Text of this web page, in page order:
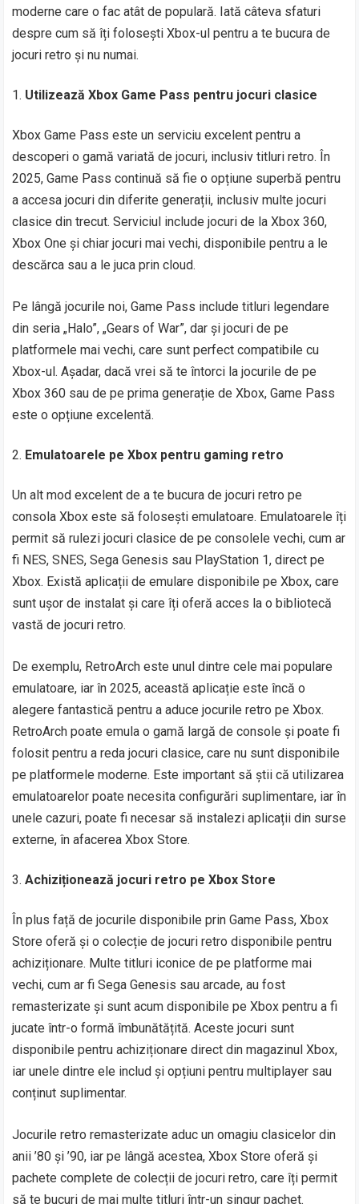
moderne care o fac atât de populară. Iată câteva sfaturi
despre cum să îți folosești Xbox-ul pentru a te bucura de
jocuri retro și nu numai.
Utilizează Xbox Game Pass pentru jocuri clasice
Xbox Game Pass este un serviciu excelent pentru a
descoperi o gamă variată de jocuri, inclusiv titluri retro. În
2025, Game Pass continuă să fie o opțiune superbă pentru
a accesa jocuri din diferite generații, inclusiv multe jocuri
clasice din trecut. Serviciul include jocuri de la Xbox 360,
Xbox One și chiar jocuri mai vechi, disponibile pentru a le
descărca sau a le juca prin cloud.
Pe lângă jocurile noi, Game Pass include titluri legendare
din seria „Halo”, „Gears of War”, dar și jocuri de pe
platformele mai vechi, care sunt perfect compatibile cu
Xbox-ul. Așadar, dacă vrei să te întorci la jocurile de pe
Xbox 360 sau de pe prima generație de Xbox, Game Pass
este o opțiune excelentă.
Emulatoarele pe Xbox pentru gaming retro
Un alt mod excelent de a te bucura de jocuri retro pe
consola Xbox este să folosești emulatoare. Emulatoarele îți
permit să rulezi jocuri clasice de pe consolele vechi, cum ar
fi NES, SNES, Sega Genesis sau PlayStation 1, direct pe
Xbox. Există aplicații de emulare disponibile pe Xbox, care
sunt ușor de instalat și care îți oferă acces la o bibliotecă
vastă de jocuri retro.
De exemplu, RetroArch este unul dintre cele mai populare
emulatoare, iar în 2025, această aplicație este încă o
alegere fantastică pentru a aduce jocurile retro pe Xbox.
RetroArch poate emula o gamă largă de console și poate fi
folosit pentru a reda jocuri clasice, care nu sunt disponibile
pe platformele moderne. Este important să știi că utilizarea
emulatoarelor poate necesita configurări suplimentare, iar în
unele cazuri, poate fi necesar să instalezi aplicații din surse
externe, în afacerea Xbox Store.
Achiziționează jocuri retro pe Xbox Store
În plus față de jocurile disponibile prin Game Pass, Xbox
Store oferă și o colecție de jocuri retro disponibile pentru
achiziționare. Multe titluri iconice de pe platforme mai
vechi, cum ar fi Sega Genesis sau arcade, au fost
remasterizate și sunt acum disponibile pe Xbox pentru a fi
jucate într-o formă îmbunătățită. Aceste jocuri sunt
disponibile pentru achiziționare direct din magazinul Xbox,
iar unele dintre ele includ și opțiuni pentru multiplayer sau
conținut suplimentar.
Jocurile retro remasterizate aduc un omagiu clasicelor din
anii ’80 și ’90, iar pe lângă acestea, Xbox Store oferă și
pachete complete de colecții de jocuri retro, care îți permit
să te bucuri de mai multe titluri într-un singur pachet.